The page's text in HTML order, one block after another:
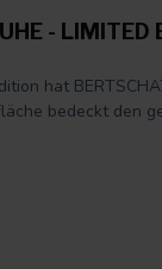
- LIMITED
hat
bedeckt den